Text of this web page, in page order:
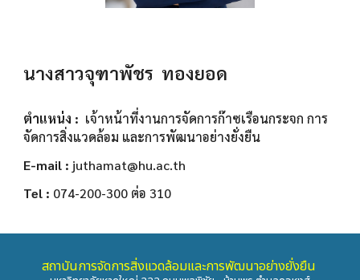
นางสาวจุฑาพัชร ทองยอด
ตำแหน่ง : เจ้าหน้าที่งานการจัดการก๊าซเรือนกระจก การ
จัดการสิ่งแวดล้อม และการพัฒนาอย่างยั่งยืน
E-mail : juthamat@hu.ac.th
Tel : 074-200-300 ต่อ 310
สถาบันการจัดการสิ่งแวดล้อมและการพัฒนาอย่างยั่งยืน